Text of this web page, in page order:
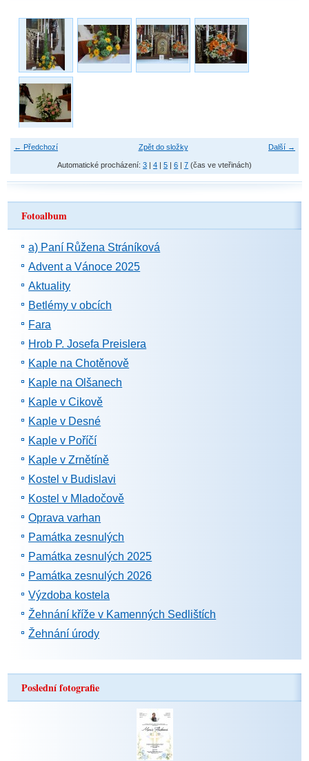
← Předchozí Další →
Zpět do složky
Automatické procházení: 3 | 4 | 5 | 6 | 7 (čas ve vteřinách)
Fotoalbum
a) Paní Růžena Stráníková
Advent a Vánoce 2025
Aktuality
Betlémy v obcích
Fara
Hrob P. Josefa Preislera
Kaple na Chotěnově
Kaple na Olšanech
Kaple v Cikově
Kaple v Desné
Kaple v Poříčí
Kaple v Zrnětíně
Kostel v Budislavi
Kostel v Mladočově
Oprava varhan
Památka zesnulých
Památka zesnulých 2025
Památka zesnulých 2026
Výzdoba kostela
Žehnání kříže v Kamenných Sedlištích
Žehnání úrody
Poslední fotografie